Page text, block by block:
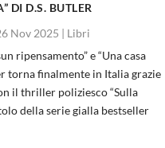
DI D.S. BUTLER
Nov 2025 | Libri
ripensamento” e “Una casa
torna finalmente in Italia grazie
il thriller poliziesco “Sulla
della serie gialla bestseller